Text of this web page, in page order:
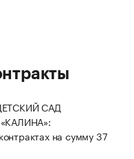
САД
на сумму 37